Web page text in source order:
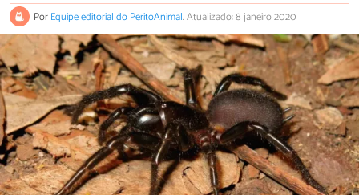
PorEquipe editorial do PeritoAnimal.Atualizado: 8 janeiro 2020